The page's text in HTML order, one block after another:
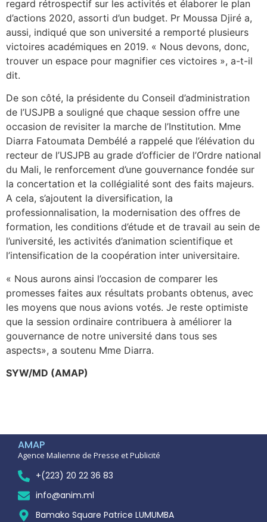
regard rétrospectif sur les activités et élaborer le plan
d’actions 2020, assorti d’un budget. Pr Moussa Djiré a,
aussi, indiqué que son université a remporté plusieurs
victoires académiques en 2019. « Nous devons, donc,
trouver un espace pour magnifier ces victoires », a-t-il
dit.
De son côté, la présidente du Conseil d’administration
de l’USJPB a souligné que chaque session offre une
occasion de revisiter la marche de l’Institution. Mme
Diarra Fatoumata Dembélé a rappelé que l’élévation du
recteur de l’USJPB au grade d’officier de l’Ordre national
du Mali, le renforcement d’une gouvernance fondée sur
la concertation et la collégialité sont des faits majeurs.
A cela, s’ajoutent la diversification, la
professionnalisation, la modernisation des offres de
formation, les conditions d’étude et de travail au sein de
l’université, les activités d’animation scientifique et
l’intensification de la coopération inter universitaire.
« Nous aurons ainsi l’occasion de comparer les
promesses faites aux résultats probants obtenus, avec
les moyens que nous avions votés. Je reste optimiste
que la session ordinaire contribuera à améliorer la
gouvernance de notre université dans tous ses
aspects», a soutenu Mme Diarra.
SYW/MD (AMAP)
AMAP
Agence Malienne de Presse et Publicité
+(223) 20 22 36 83
info@anim.ml
Bamako Square Patrice LUMUMBA